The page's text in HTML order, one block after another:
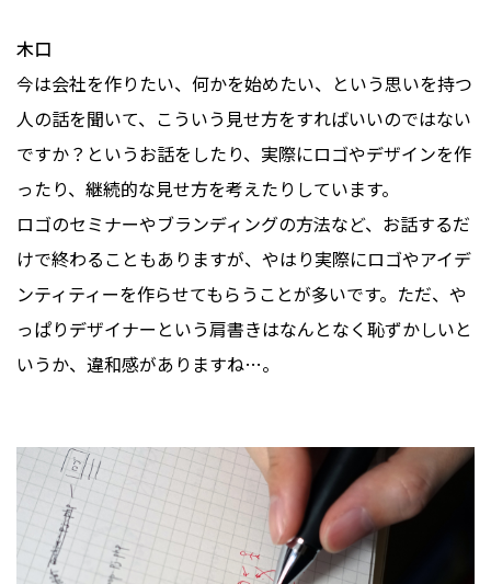
木口
今は会社を作りたい、何かを始めたい、という思いを持つ
人の話を聞いて、こういう見せ方をすればいいのではない
ですか？というお話をしたり、実際にロゴやデザインを作
ったり、継続的な見せ方を考えたりしています。
ロゴのセミナーやブランディングの方法など、お話するだ
けで終わることもありますが、やはり実際にロゴやアイデ
ンティティーを作らせてもらうことが多いです。ただ、や
っぱりデザイナーという肩書きはなんとなく恥ずかしいと
いうか、違和感がありますね…。